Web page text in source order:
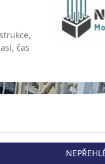
čas